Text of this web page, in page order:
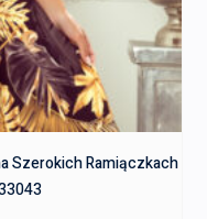
Szerokich Ramiączkach